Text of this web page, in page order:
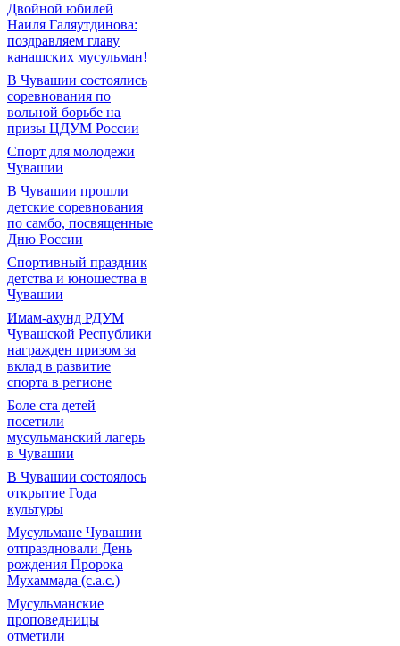
Двойной юбилей
Наиля Галяутдинова:
поздравляем главу
канашских мусульман!
В Чувашии состоялись
соревнования по
вольной борьбе на
призы ЦДУМ России
Спорт для молодежи
Чувашии
В Чувашии прошли
детские соревнования
по самбо, посвященные
Дню России
Спортивный праздник
детства и юношества в
Чувашии
Имам-ахунд РДУМ
Чувашской Республики
награжден призом за
вклад в развитие
спорта в регионе
Боле ста детей
посетили
мусульманский лагерь
в Чувашии
В Чувашии состоялось
открытие Года
культуры
Мусульмане Чувашии
отпраздновали День
рождения Пророка
Мухаммада (с.а.с.)
Мусульманские
проповедницы
отметили